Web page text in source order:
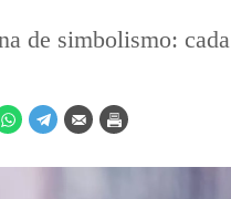
de simbolismo: cada